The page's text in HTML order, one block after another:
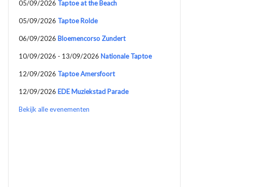
05/09/2026 Taptoe at the Beach
05/09/2026 Taptoe Rolde
06/09/2026 Bloemencorso Zundert
10/09/2026 - 13/09/2026 Nationale Taptoe
12/09/2026 Taptoe Amersfoort
12/09/2026 EDE Muziekstad Parade
Bekijk alle evenementen